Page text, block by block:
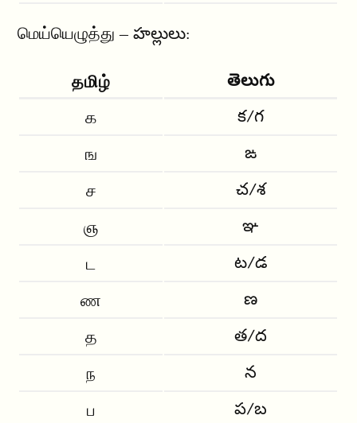
மெய்யெழுத்து – హల్లులు:
தமிழ் తెలుగు
க
క/గ
ங
ఙ
ச
చ/శ
ஞ
ఞ
ட
ట/డ
ண
ణ
த
త/ద
ந
న
ப
ప/బ